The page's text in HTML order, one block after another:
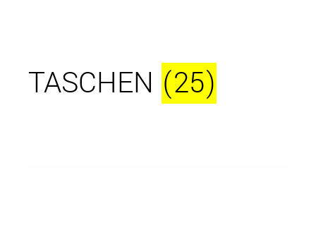
TASCHEN (25)